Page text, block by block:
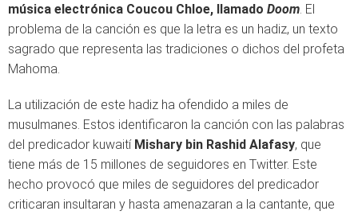
música electrónica Coucou Chloe, llamado Doom . El
problema de la canción es que la letra es un hadiz, un texto
sagrado que representa las tradiciones o dichos del profeta
Mahoma.
La utilización de este hadiz ha ofendido a miles de
musulmanes. Estos identificaron la canción con las palabras
del predicador kuwaití Mishary bin Rashid Alafasy, que
tiene más de 15 millones de seguidores en Twitter. Este
hecho provocó que miles de seguidores del predicador
criticaran insultaran y hasta amenazaran a la cantante, que